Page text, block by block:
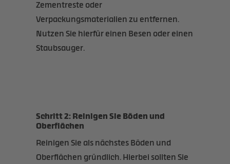
Zementreste oder
Verpackungsmaterialien zu entfernen.
Nutzen Sie hierfür einen Besen oder einen
Staubsauger.
Schritt 2: Reinigen Sie Böden und
Oberflächen
Reinigen Sie als nächstes Böden und
Oberflächen gründlich. Hierbei sollten Sie